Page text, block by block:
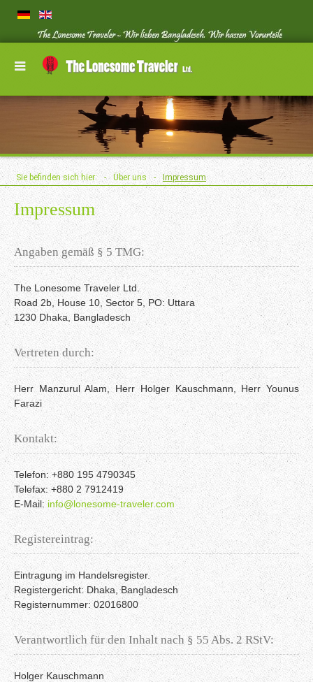
Sie befinden sich hier: - Über uns - Impressum
Impressum
Angaben gemäß § 5 TMG:
The Lonesome Traveler Ltd.
Road 2b, House 10, Sector 5, PO: Uttara
1230 Dhaka, Bangladesch
Vertreten durch:
Herr Manzurul Alam, Herr Holger Kauschmann, Herr Younus
Farazi
Kontakt:
Telefon: +880 195 4790345
Telefax: +880 2 7912419
E-Mail: info@lonesome-traveler.com
Registereintrag:
Eintragung im Handelsregister.
Registergericht: Dhaka, Bangladesch
Registernummer: 02016800
Verantwortlich für den Inhalt nach § 55 Abs. 2 RStV:
Holger Kauschmann